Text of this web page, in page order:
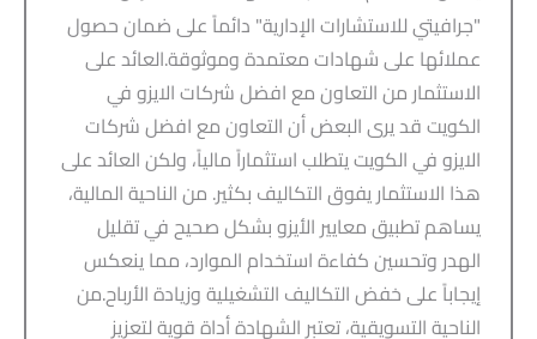
"جرافيتي للاستشارات الإدارية" دائماً على ضمان حصول
عملائها على شهادات معتمدة وموثوقة.العائد على
الاستثمار من التعاون مع افضل شركات الايزو في
الكويت قد يرى البعض أن التعاون مع افضل شركات
الايزو في الكويت يتطلب استثماراً مالياً، ولكن العائد على
هذا الاستثمار يفوق التكاليف بكثير. من الناحية المالية،
يساهم تطبيق معايير الأيزو بشكل صحيح في تقليل
الهدر وتحسين كفاءة استخدام الموارد، مما ينعكس
إيجاباً على خفض التكاليف التشغيلية وزيادة الأرباح.من
الناحية التسويقية، تعتبر الشهادة أداة قوية لتعزيز